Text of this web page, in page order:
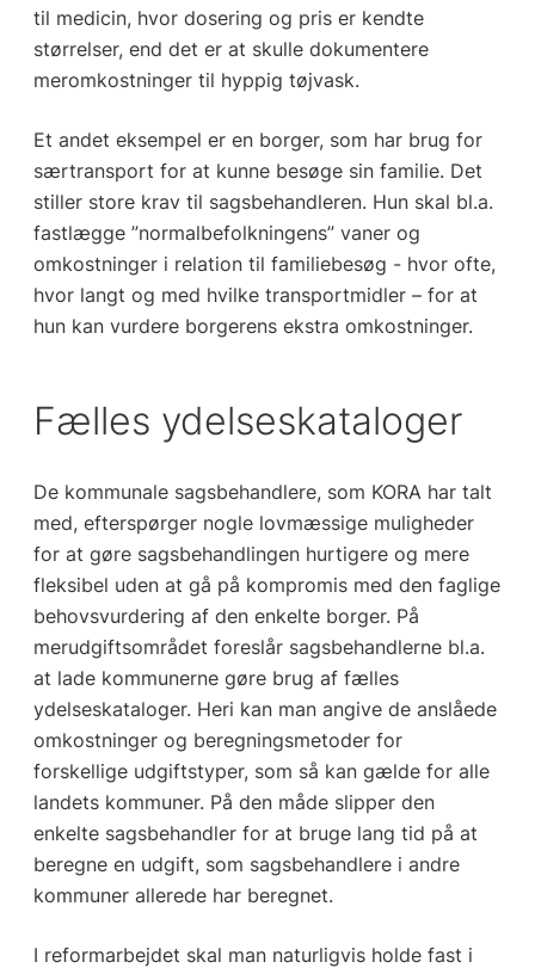
til medicin, hvor dosering og pris er kendte
størrelser, end det er at skulle dokumentere
meromkostninger til hyppig tøjvask.
Et andet eksempel er en borger, som har brug for
særtransport for at kunne besøge sin familie. Det
stiller store krav til sagsbehandleren. Hun skal bl.a.
fastlægge ”normalbefolkningens” vaner og
omkostninger i relation til familiebesøg - hvor ofte,
hvor langt og med hvilke transportmidler – for at
hun kan vurdere borgerens ekstra omkostninger.
Fælles ydelseskataloger
De kommunale sagsbehandlere, som KORA har talt
med, efterspørger nogle lovmæssige muligheder
for at gøre sagsbehandlingen hurtigere og mere
fleksibel uden at gå på kompromis med den faglige
behovsvurdering af den enkelte borger. På
merudgiftsområdet foreslår sagsbehandlerne bl.a.
at lade kommunerne gøre brug af fælles
ydelseskataloger. Heri kan man angive de anslåede
omkostninger og beregningsmetoder for
forskellige udgiftstyper, som så kan gælde for alle
landets kommuner. På den måde slipper den
enkelte sagsbehandler for at bruge lang tid på at
beregne en udgift, som sagsbehandlere i andre
kommuner allerede har beregnet.
I reformarbejdet skal man naturligvis holde fast i